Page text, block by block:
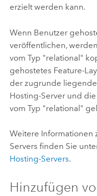
erzielt werden kann.
Wenn Benutzer
veröffentlichen,
vom Typ "relational"
gehostetes Feature-
der zugrunde
Hosting-Server und
vom Typ "relational"
Weitere Informationen
Servers finden Sie
Hosting-Servers.
Hinzufügen